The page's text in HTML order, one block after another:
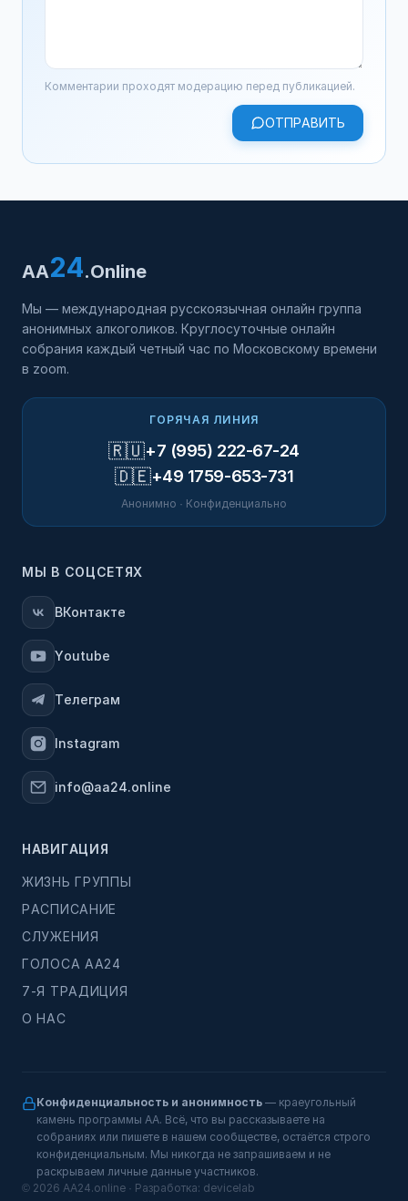
Комментарии проходят модерацию перед публикацией.
ОТПРАВИТЬ
AA24.Online
Мы — международная русскоязычная онлайн группа
анонимных алкоголиков. Круглосуточные онлайн
собрания каждый четный час по Московскому времени
в zoom.
ГОРЯЧАЯ ЛИНИЯ
🇷🇺+7 (995) 222-67-24
🇩🇪+49 1759-653-731
Анонимно · Конфиденциально
МЫ В СОЦСЕТЯХ
ВКонтакте
Youtube
Телеграм
Instagram
info@aa24.online
НАВИГАЦИЯ
ЖИЗНЬ ГРУППЫ
РАСПИСАНИЕ
СЛУЖЕНИЯ
ГОЛОСА АА24
7-Я ТРАДИЦИЯ
О НАС
Конфиденциальность и анонимность — краеугольный
камень программы АА. Всё, что вы рассказываете на
собраниях или пишете в нашем сообществе, остаётся строго
конфиденциальным. Мы никогда не запрашиваем и не
раскрываем личные данные участников.
© 2026 AA24.online · Разработка: devicelab